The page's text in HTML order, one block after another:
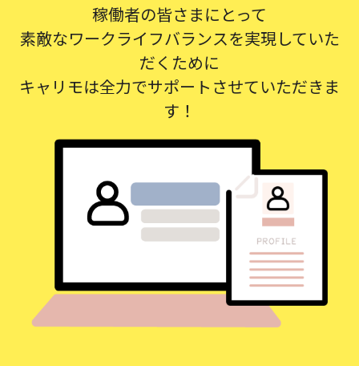
稼働者の皆さまにとって
素敵なワークライフバランスを実現していた
だくために
キャリモは全力でサポートさせていただきま
す！